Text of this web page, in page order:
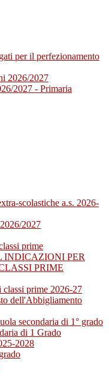
per il perfezionamento
2026/2027
2027 - Primaria
scolastiche a.s. 2026-
2027
prime
INDICAZIONI PER
PRIME
prime 2026-27
dell'Abbigliamento
secondaria di 1° grado
di 1 Grado
2028